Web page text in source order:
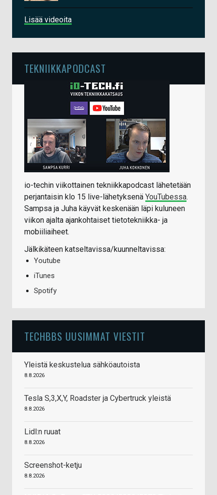
Lisää videoita
TEKNIIKKAPODCAST
io-techin viikottainen tekniikkapodcast lähetetään
perjantaisin klo 15 live-lähetyksenä YouTubessa.
Sampsa ja Juha käyvät keskenään läpi kuluneen
viikon ajalta ajankohtaiset tietotekniikka- ja
mobiiliaiheet.
Jälkikäteen katseltavissa/kuunneltavissa:
Youtube
iTunes
Spotify
TECHBBS UUSIMMAT VIESTIT
Yleistä keskustelua sähköautoista
8.8.2026
Tesla S,3,X,Y, Roadster ja Cybertruck yleistä
8.8.2026
Lidl:n ruuat
8.8.2026
Screenshot-ketju
8.8.2026